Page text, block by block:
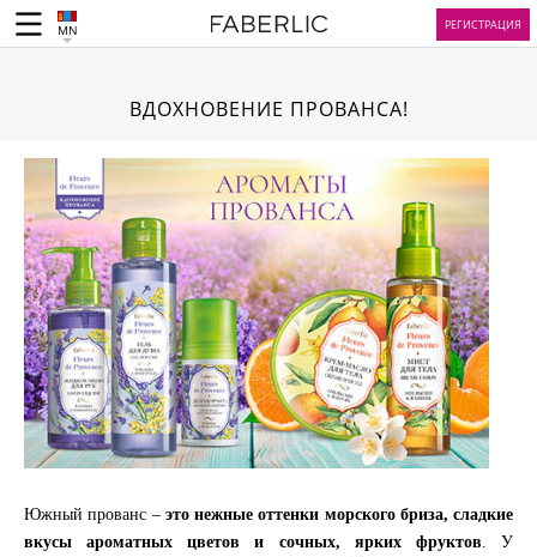
MN РЕГИСТРАЦИЯ
ВДОХНОВЕНИЕ ПРОВАНСА!
Южный прованс – это нежные оттенки морского бриза, сладкие
вкусы ароматных цветов и сочных, ярких фруктов . У